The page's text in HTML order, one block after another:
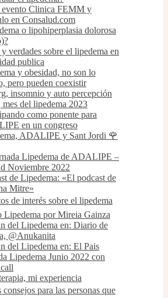
evento Clinica FEMM y
en Consalud.com
o lipohiperplasia dolorosa
verdades sobre el lipedema en
publica
y obesidad, no son lo
pero pueden coexistir
insomnio y auto percepción
mes del lipedema 2023
como ponente para
en un congreso
ADALIPE y Sant Jordi 🌹
Lipedema de ADALIPE –
Noviembre 2022
de Lipedema: «El podcast de
Mitre»
de interés sobre el lipedema
Lipedema por Mireia Gainza
del Lipedema en: Diario de
@Anukanita
del Lipedema en: El Pais
Lipedema Junio 2022 con
mi experiencia
consejos para las personas que